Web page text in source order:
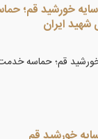
شهید ایران